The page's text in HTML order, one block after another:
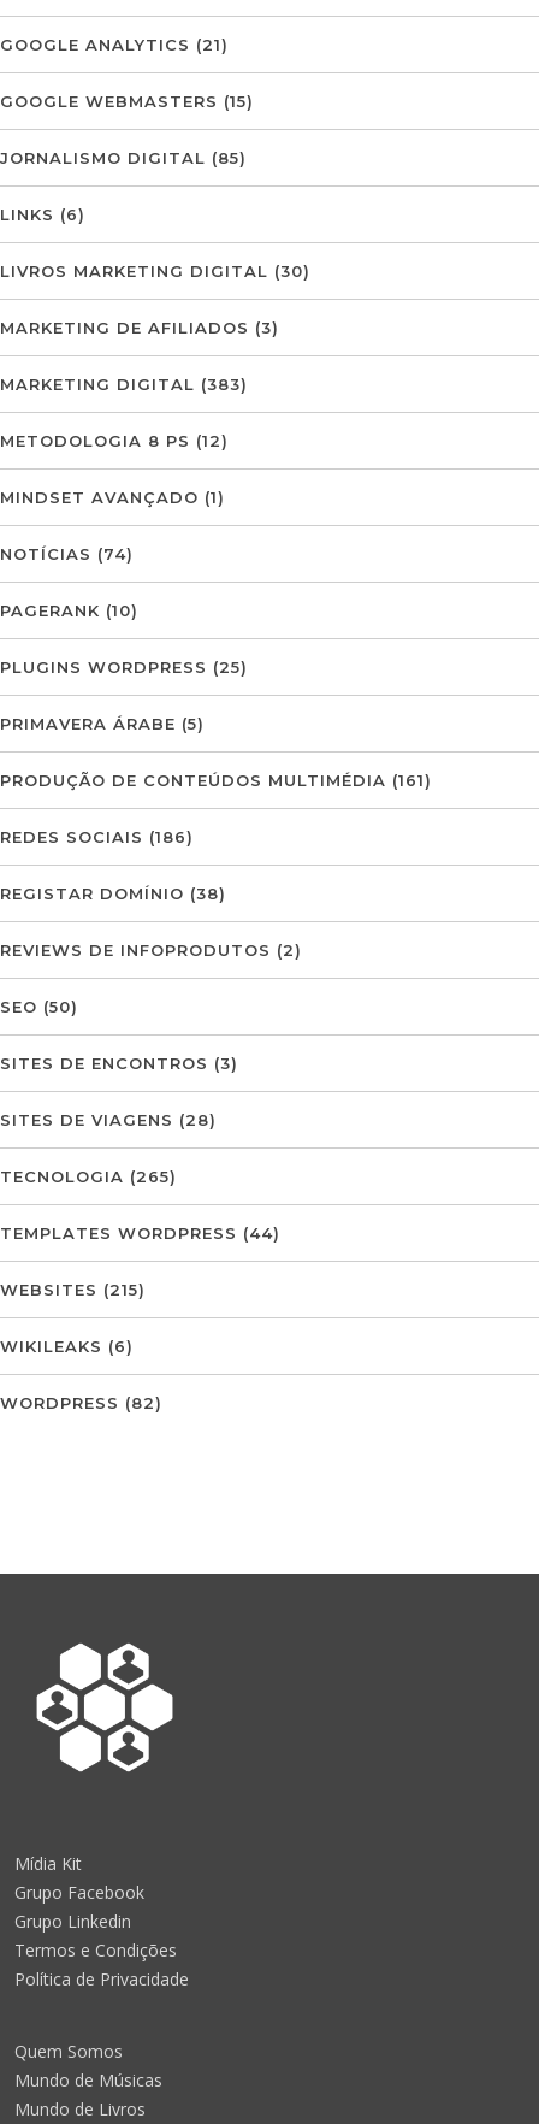
GOOGLE ANALYTICS (21)
GOOGLE WEBMASTERS (15)
JORNALISMO DIGITAL (85)
LINKS (6)
LIVROS MARKETING DIGITAL (30)
MARKETING DE AFILIADOS (3)
MARKETING DIGITAL (383)
METODOLOGIA 8 PS (12)
MINDSET AVANÇADO (1)
NOTÍCIAS (74)
PAGERANK (10)
PLUGINS WORDPRESS (25)
PRIMAVERA ÁRABE (5)
PRODUÇÃO DE CONTEÚDOS MULTIMÉDIA (161)
REDES SOCIAIS (186)
REGISTAR DOMÍNIO (38)
REVIEWS DE INFOPRODUTOS (2)
SEO (50)
SITES DE ENCONTROS (3)
SITES DE VIAGENS (28)
TECNOLOGIA (265)
TEMPLATES WORDPRESS (44)
WEBSITES (215)
WIKILEAKS (6)
WORDPRESS (82)
Mídia Kit
Grupo Facebook
Grupo Linkedin
Termos e Condições
Política de Privacidade
Quem Somos
Mundo de Músicas
Mundo de Livros